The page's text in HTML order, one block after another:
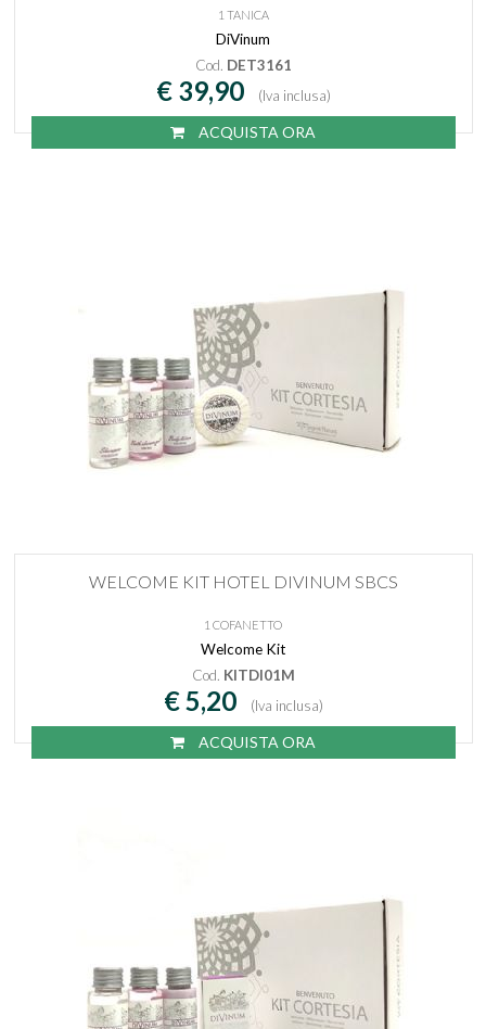
1 TANICA
DiVinum
Cod. DET3161
€ 39,90 (Iva inclusa)
ACQUISTA ORA
WELCOME KIT HOTEL DIVINUM SBCS
1 COFANETTO
Welcome Kit
Cod. KITDI01M
€ 5,20 (Iva inclusa)
ACQUISTA ORA